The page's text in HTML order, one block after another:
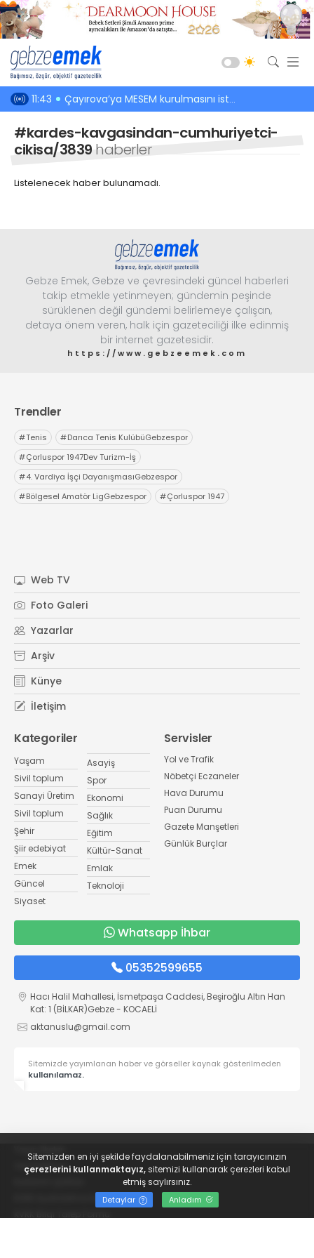
tesisi 11:43 Çayırova’ya MESEM kurulmasını istedi
#kardes-kavgasindan-cumhuriyetci-
cikisa/3839 haberler
Listelenecek haber bulunamadı.
Gebze Emek, Gebze ve çevresindeki güncel haberleri
takip etmekle yetinmeyen; gündemin peşinde
sürüklenen değil gündemi belirlemeye çalışan,
detaya önem veren, halk için gazeteciliği ilke edinmiş
bir internet gazetesidir.
https://www.gebzeemek.com
Trendler
#Tenis #Darıca Tenis KulübüGebzespor
#Çorluspor 1947Dev Turizm-İş
#4. Vardiya İşçi DayanışmasıGebzespor
#Bölgesel Amatör LigGebzespor #Çorluspor 1947
Web TV
Foto Galeri
Yazarlar
Arşiv
Künye
İletişim
Kategoriler
Yaşam
Sivil toplum
Sanayi Üretim
Sivil toplum
Şehir
Şiir edebiyat
Emek
Güncel
Siyaset
Asayiş
Spor
Ekonomi
Sağlık
Eğitim
Kültür-Sanat
Emlak
Teknoloji
Servisler
Yol ve Trafik
Nöbetçi Eczaneler
Hava Durumu
Puan Durumu
Gazete Manşetleri
Günlük Burçlar
Whatsapp İhbar
05352599655
Hacı Halil Mahallesi, İsmetpaşa Caddesi, Beşiroğlu Altın Han
Kat: 1 (BİLKAR)Gebze - KOCAELİ
aktanuslu@gmail.com
Sitemizde yayımlanan haber ve görseller kaynak gösterilmeden
kullanılamaz.
Veri Politikası
KVKK Aydınlatma Metni
Güncel
Siyaset
Asayiş
Ekonomi
Eğitim
Kültür-Sanat
Emlak
Teknoloji
(BİLKAR)Gebze - KOCAELİ
Sitemizden en iyi şekilde faydalanabilmeniz için tarayıcınızın
çerezlerini kullanmaktayız,sitemizi kullanarak çerezleri kabul
etmiş saylırsınız.
Detaylar Anladım